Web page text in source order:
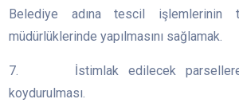
Belediye adına tescil işlemlerinin
müdürlüklerinde yapılmasını sağlamak.
7. İstimlak edilecek parsellere
koydurulması.